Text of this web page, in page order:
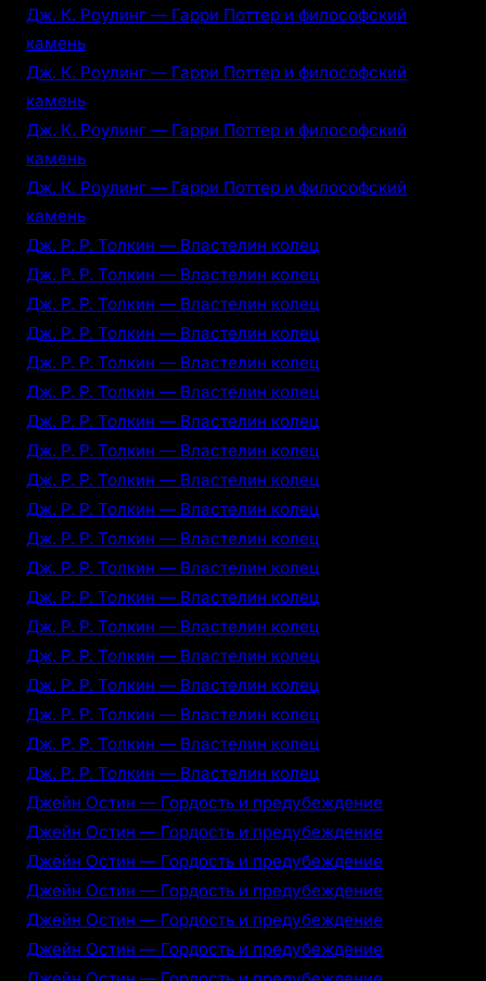
Дж. К. Роулинг — Гарри Поттер и философский
камень
Дж. К. Роулинг — Гарри Поттер и философский
камень
Дж. К. Роулинг — Гарри Поттер и философский
камень
Дж. К. Роулинг — Гарри Поттер и философский
камень
Дж. Р. Р. Толкин — Властелин колец
Дж. Р. Р. Толкин — Властелин колец
Дж. Р. Р. Толкин — Властелин колец
Дж. Р. Р. Толкин — Властелин колец
Дж. Р. Р. Толкин — Властелин колец
Дж. Р. Р. Толкин — Властелин колец
Дж. Р. Р. Толкин — Властелин колец
Дж. Р. Р. Толкин — Властелин колец
Дж. Р. Р. Толкин — Властелин колец
Дж. Р. Р. Толкин — Властелин колец
Дж. Р. Р. Толкин — Властелин колец
Дж. Р. Р. Толкин — Властелин колец
Дж. Р. Р. Толкин — Властелин колец
Дж. Р. Р. Толкин — Властелин колец
Дж. Р. Р. Толкин — Властелин колец
Дж. Р. Р. Толкин — Властелин колец
Дж. Р. Р. Толкин — Властелин колец
Дж. Р. Р. Толкин — Властелин колец
Дж. Р. Р. Толкин — Властелин колец
Джейн Остин — Гордость и предубеждение
Джейн Остин — Гордость и предубеждение
Джейн Остин — Гордость и предубеждение
Джейн Остин — Гордость и предубеждение
Джейн Остин — Гордость и предубеждение
Джейн Остин — Гордость и предубеждение